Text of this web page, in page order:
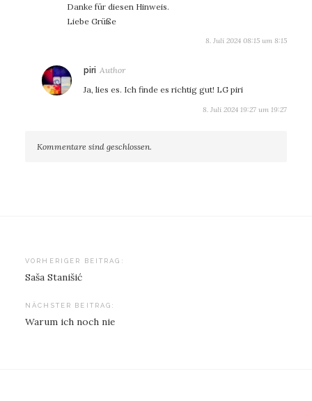
Danke für diesen Hinweis.
Liebe Grüße
8. Juli 2024 08:15 um 8:15
piri sagt:
Ja, lies es. Ich finde es richtig gut! LG piri
8. Juli 2024 19:27 um 19:27
Kommentare sind geschlossen.
Beitragsnavigation
VORHERIGER BEITRAG:
Saša Stanišić
NÄCHSTER BEITRAG:
Warum ich noch nie